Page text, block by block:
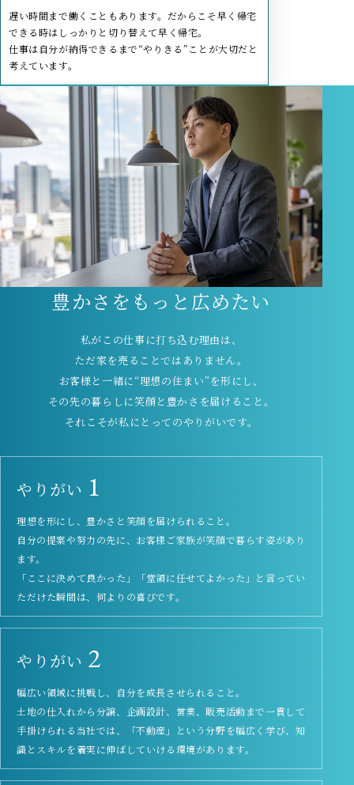
遅い時間まで働くこともあります。だからこそ早く帰宅
できる時はしっかりと切り替えて早く帰宅。
仕事は自分が納得できるまで“やりきる”ことが大切だと
考えています。
豊かさをもっと広めたい
私がこの仕事に打ち込む理由は、
ただ家を売ることではありません。
お客様と一緒に“理想の住まい”を形にし、
その先の暮らしに笑顔と豊かさを届けること。
それこそが私にとってのやりがいです。
やりがい 1
理想を形にし、豊かさと笑顔を届けられること。
自分の提案や努力の先に、お客様ご家族が笑顔で暮らす姿があり
ます。
「ここに決めて良かった」「堂領に任せてよかった」と言ってい
ただけた瞬間は、何よりの喜びです。
やりがい 2
幅広い領域に挑戦し、自分を成長させられること。
土地の仕入れから分譲、企画設計、営業、販売活動まで一貫して
手掛けられる当社では、「不動産」という分野を幅広く学び、知
識とスキルを着実に伸ばしていける環境があります。